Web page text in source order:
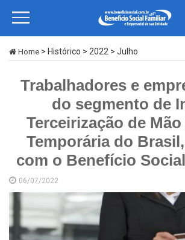
Home > Histórico > 2022 > Julho
Trabalhadores e
do segmento de
Terceirização de
Temporária do
com o Benefício
06/07/2022